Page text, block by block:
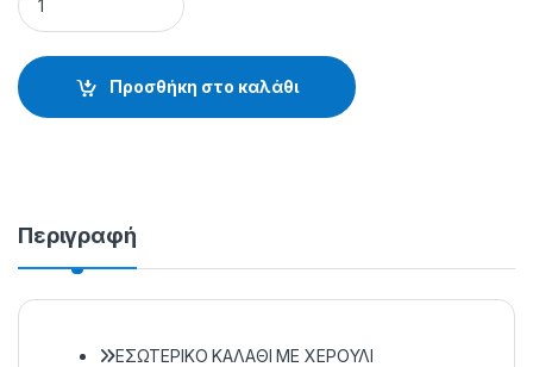
Προσθήκη στο καλάθι
Περιγραφή
ΕΣΩΤΕΡΙΚΟ ΚΑΛΑΘΙ ΜΕ ΧΕΡΟΥΛΙ